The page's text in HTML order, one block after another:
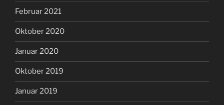
Februar 2021
Oktober 2020
Januar 2020
Oktober 2019
Januar 2019